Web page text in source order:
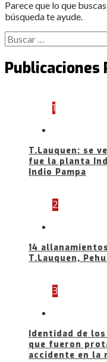
Parece que lo que
búsqueda te ayude.
Buscar:
Publicaciones
1
T.Lauquen: se
fue la planta
Indio Pampa
2
14
T.Lauquen,
3
Identidad de
que fueron
accidente en la